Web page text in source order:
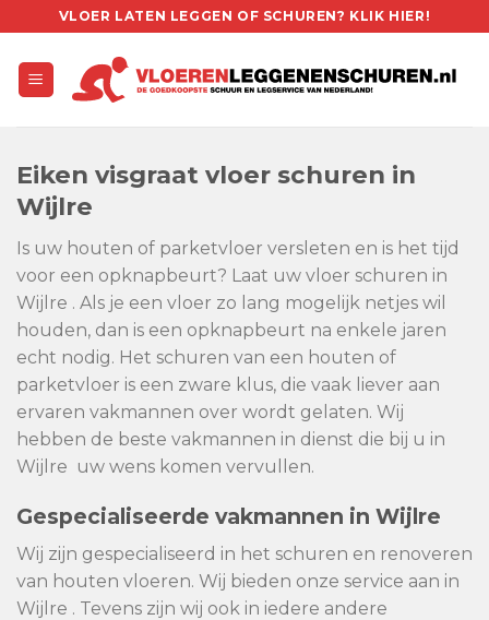
to
content
VLOER LATEN LEGGEN OF SCHUREN? KLIK HIER!
Eiken visgraat vloer schuren in
Wijlre
Is uw houten of parketvloer versleten en is het tijd
voor een opknapbeurt? Laat uw vloer schuren in
Wijlre . Als je een vloer zo lang mogelijk netjes wil
houden, dan is een opknapbeurt na enkele jaren
echt nodig. Het schuren van een houten of
parketvloer is een zware klus, die vaak liever aan
ervaren vakmannen over wordt gelaten. Wij
hebben de beste vakmannen in dienst die bij u in
Wijlre uw wens komen vervullen.
Gespecialiseerde vakmannen in Wijlre
Wij zijn gespecialiseerd in het schuren en renoveren
van houten vloeren. Wij bieden onze service aan in
Wijlre . Tevens zijn wij ook in iedere andere